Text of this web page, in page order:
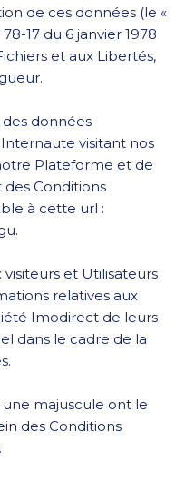
de ces données (le «
17 du 6 janvier 1978
et aux Libertés,
données
visitant nos
Plateforme et de
Conditions
à cette url :
et Utilisateurs
relatives aux
Imodirect de leurs
dans le cadre de la
majuscule ont le
des Conditions